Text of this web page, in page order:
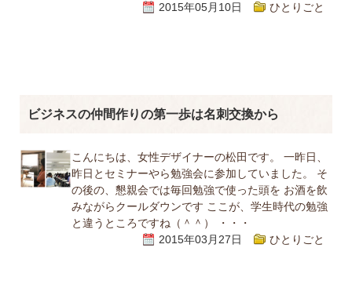
2015年05月10日
ひとりごと
ビジネスの仲間作りの第一歩は名刺交換から
こんにちは、女性デザイナーの松田です。 一昨日、
昨日とセミナーやら勉強会に参加していました。 そ
の後の、懇親会では毎回勉強で使った頭を お酒を飲
みながらクールダウンです ここが、学生時代の勉強
と違うところですね（＾＾） ・・・
2015年03月27日
ひとりごと